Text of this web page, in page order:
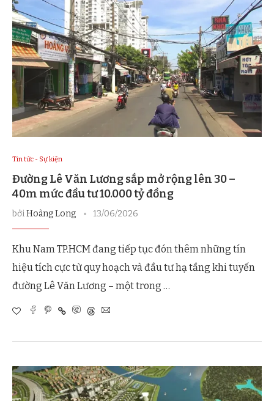
Tin tức - Sự kiện
Đường Lê Văn Lương sắp mở rộng lên 30 –
40m mức đầu tư 10.000 tỷ đồng
bởiHoàng Long 13/06/2026
Khu Nam TP.HCM đang tiếp tục đón thêm những tín
hiệu tích cực từ quy hoạch và đầu tư hạ tầng khi tuyến
đường Lê Văn Lương – một trong …